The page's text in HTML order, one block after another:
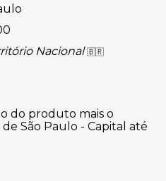
Nacional🇧🇷
do produto mais o
São Paulo - Capital até